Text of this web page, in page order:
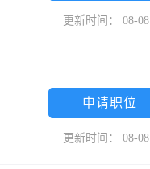
更新时间： 08-08
申请职位
更新时间： 08-08